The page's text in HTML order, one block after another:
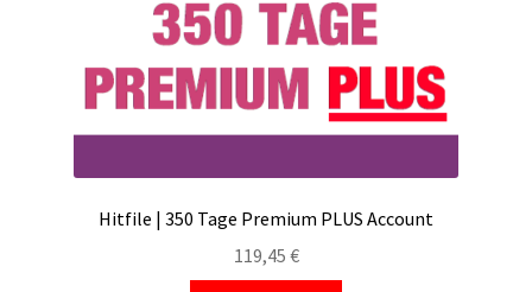
Hitfile | 350 Tage Premium PLUS Account
119,45 €